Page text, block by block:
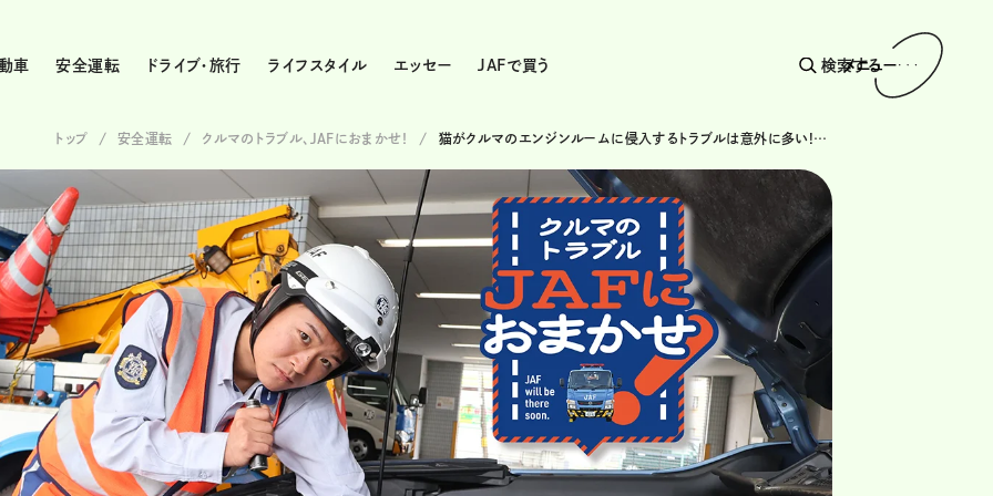
車 安全運転 ドライブ・旅行 ライフスタイル エッセー JAFで買う 検索する
メニュー
トップ 安全運転 クルマのトラブル、JAFにおまかせ！ 猫がクルマのエンジンルームに侵入するトラブルは意外に多い!? 子猫が増える6月は要注意！